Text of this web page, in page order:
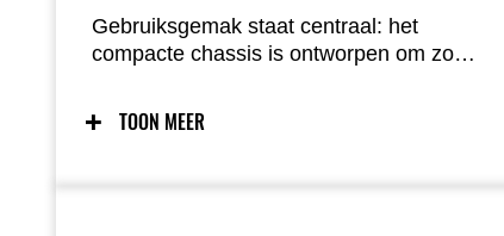
Gebruiksgemak staat centraal: het
compacte chassis is ontworpen om zo
de lichte constructie, wendbaarheid en
optimale massacentralisatie biedt het
TOON MEER